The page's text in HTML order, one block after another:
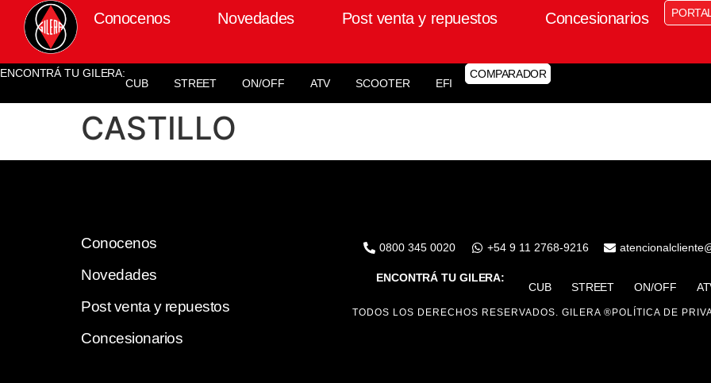
Conocenos Novedades Post venta y repuestos Concesionarios
ENCONTRÁ TU GILERA:
CUB
STREET ON/OFF ATV SCOOTER EFI
COMPARADOR
CASTILLO
Conocenos
Novedades
Post venta y repuestos
Concesionarios
0800 345 0020 +54 9 11 2768-9216
ENCONTRÁ TU GILERA:
CUB STREET ON/OFF
TODOS LOS DERECHOS RESERVADOS. GILERA ® POLÍTICA DE